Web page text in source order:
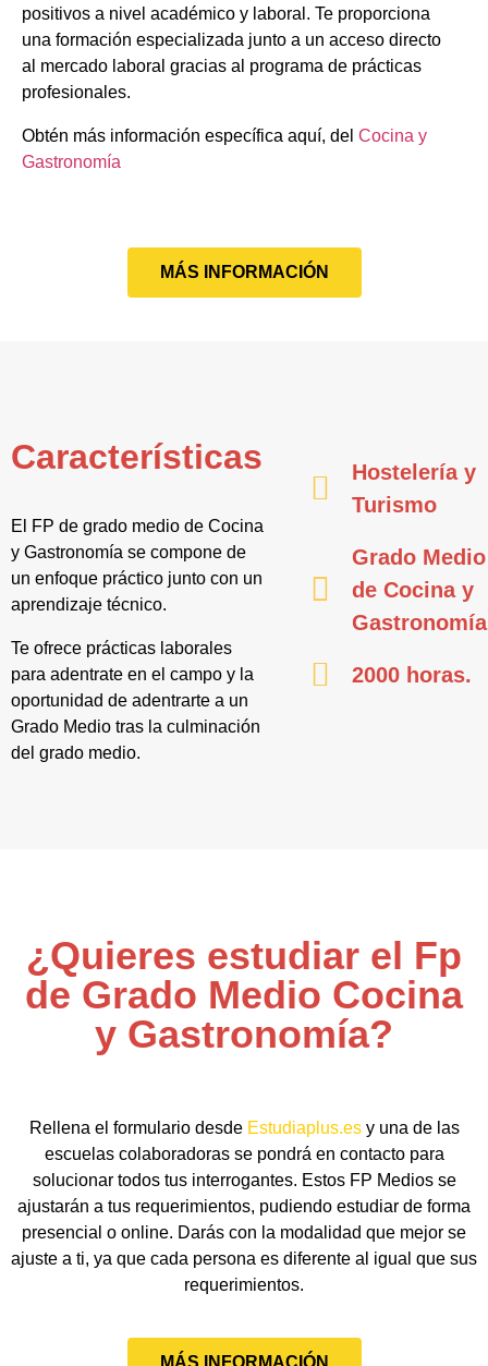
positivos a nivel académico y laboral. Te proporciona
una formación especializada junto a un acceso directo
al mercado laboral gracias al programa de prácticas
profesionales.
Obtén más información específica aquí, del Cocina y
Gastronomía
MÁS INFORMACIÓN
Características
El FP de grado medio de Cocina
y Gastronomía se compone de
un enfoque práctico junto con un
aprendizaje técnico.
Te ofrece prácticas laborales
para adentrate en el campo y la
oportunidad de adentrarte a un
Grado Medio tras la culminación
del grado medio.
Hostelería y
Turismo
Grado Medio
de Cocina y
Gastronomía
2000 horas.
¿Quieres estudiar el Fp
de Grado Medio Cocina
y Gastronomía?
Rellena el formulario desde Estudiaplus.esy una de las
escuelas colaboradoras se pondrá en contacto para
solucionar todos tus interrogantes. Estos FP Medios se
ajustarán a tus requerimientos, pudiendo estudiar de forma
presencial o online. Darás con la modalidad que mejor se
ajuste a ti, ya que cada persona es diferente al igual que sus
requerimientos.
MÁS INFORMACIÓN